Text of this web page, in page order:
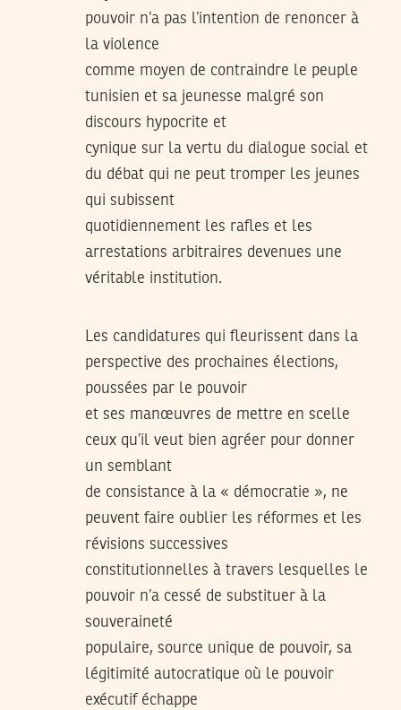
pouvoir n’a pas l’intention de renoncer à
la violence
comme moyen de contraindre le peuple
tunisien et sa jeunesse malgré son
discours hypocrite et
cynique sur la vertu du dialogue social et
du débat qui ne peut tromper les jeunes
qui subissent
quotidiennement les rafles et les
arrestations arbitraires devenues une
véritable institution.
Les candidatures qui fleurissent dans la
perspective des prochaines élections,
poussées par le pouvoir
et ses manœuvres de mettre en scelle
ceux qu’il veut bien agréer pour donner
un semblant
de consistance à la « démocratie », ne
peuvent faire oublier les réformes et les
révisions successives
constitutionnelles à travers lesquelles le
pouvoir n’a cessé de substituer à la
souveraineté
populaire, source unique de pouvoir, sa
légitimité autocratique où le pouvoir
exécutif échappe